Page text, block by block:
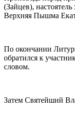
(Зайцев),
Верхняя Пышма
По окончании
обратился к
словом.
Затем Святейший